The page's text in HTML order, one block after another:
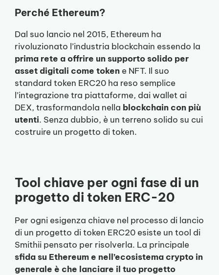
Perché Ethereum?
Dal suo lancio nel 2015, Ethereum ha
rivoluzionato l’industria blockchain essendo la
prima rete a offrire un supporto solido per
asset digitali come token e NFT. Il suo
standard token ERC20 ha reso semplice
l’integrazione tra piattaforme, dai wallet ai
DEX, trasformandola nella blockchain con più
utenti. Senza dubbio, è un terreno solido su cui
costruire un progetto di token.
Tool chiave per ogni fase di un
progetto di token ERC-20
Per ogni esigenza chiave nel processo di lancio
di un progetto di token ERC20 esiste un tool di
Smithii pensato per risolverla. La principale
sfida su Ethereum e nell’ecosistema crypto in
generale è che lanciare il tuo progetto